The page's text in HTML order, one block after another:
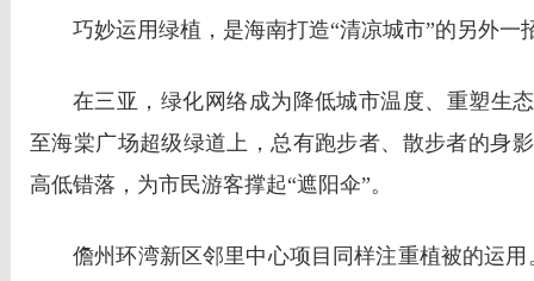
巧妙运用绿植，是海南打造“清凉城市”的另外一
在三亚，绿化网络成为降低城市温度、重塑生
至海棠广场超级绿道上，总有跑步者、散步者的身
高低错落，为市民游客撑起“遮阳伞”。
儋州环湾新区邻里中心项目同样注重植被的运